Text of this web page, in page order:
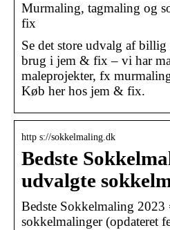
Murmaling, tagmaling og
fix
Se det store udvalg af
brug i jem & fix – vi har
maleprojekter, fx
Køb her hos jem & fix.
http s://sokkelmaling.dk
Bedste
udvalgte
Bedste Sokkelmaling
sokkelmalinger (opdateret